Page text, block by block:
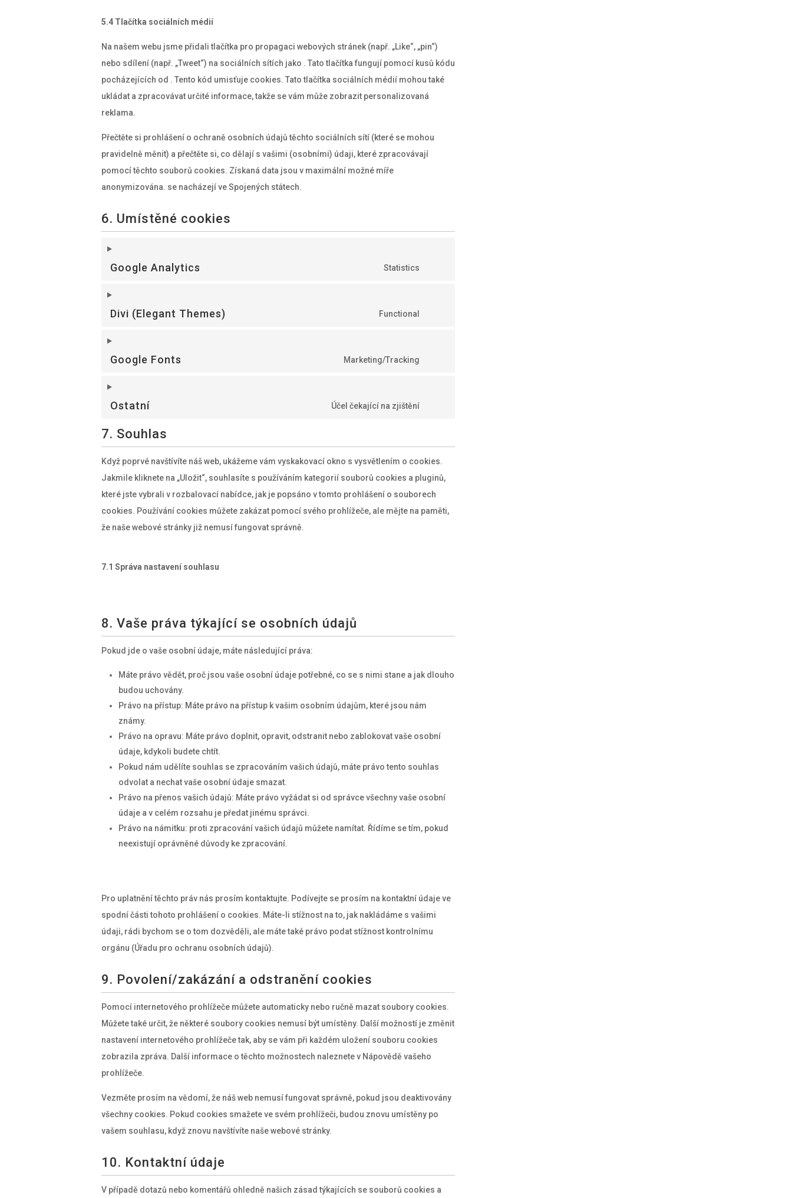
5.4 Tlačítka sociálních médií
Na našem webu jsme přidali tlačítka pro propagaci webových stránek (např. „Like“, „pin“)
nebo sdílení (např. „Tweet“) na sociálních sítích jako . Tato tlačítka fungují pomocí kusů kódu
pocházejících od . Tento kód umisťuje cookies. Tato tlačítka sociálních médií mohou také
ukládat a zpracovávat určité informace, takže se vám může zobrazit personalizovaná
reklama.
Přečtěte si prohlášení o ochraně osobních údajů těchto sociálních sítí (které se mohou
pravidelně měnit) a přečtěte si, co dělají s vašimi (osobními) údaji, které zpracovávají
pomocí těchto souborů cookies. Získaná data jsou v maximální možné míře
anonymizována. se nacházejí ve Spojených státech.
6. Umístěné cookies
Google Analytics Statistics
Divi (Elegant Themes) Functional
Google Fonts Marketing/Tracking
Ostatní Účel čekající na zjištění
7. Souhlas
Když poprvé navštívíte náš web, ukážeme vám vyskakovací okno s vysvětlením o cookies.
Jakmile kliknete na „Uložit“, souhlasíte s používáním kategorií souborů cookies a pluginů,
které jste vybrali v rozbalovací nabídce, jak je popsáno v tomto prohlášení o souborech
cookies. Používání cookies můžete zakázat pomocí svého prohlížeče, ale mějte na paměti,
že naše webové stránky již nemusí fungovat správně.
7.1 Správa nastavení souhlasu
8. Vaše práva týkající se osobních údajů
Pokud jde o vaše osobní údaje, máte následující práva:
Máte právo vědět, proč jsou vaše osobní údaje potřebné, co se s nimi stane a jak dlouho
budou uchovány.
Právo na přístup: Máte právo na přístup k vašim osobním údajům, které jsou nám
známy.
Právo na opravu: Máte právo doplnit, opravit, odstranit nebo zablokovat vaše osobní
údaje, kdykoli budete chtít.
Pokud nám udělíte souhlas se zpracováním vašich údajů, máte právo tento souhlas
odvolat a nechat vaše osobní údaje smazat.
Právo na přenos vašich údajů: Máte právo vyžádat si od správce všechny vaše osobní
údaje a v celém rozsahu je předat jinému správci.
Právo na námitku: proti zpracování vašich údajů můžete namítat. Řídíme se tím, pokud
neexistují oprávněné důvody ke zpracování.
Pro uplatnění těchto práv nás prosím kontaktujte. Podívejte se prosím na kontaktní údaje ve
spodní části tohoto prohlášení o cookies. Máte-li stížnost na to, jak nakládáme s vašimi
údaji, rádi bychom se o tom dozvěděli, ale máte také právo podat stížnost kontrolnímu
orgánu (Úřadu pro ochranu osobních údajů).
9. Povolení/zakázání a odstranění cookies
Pomocí internetového prohlížeče můžete automaticky nebo ručně mazat soubory cookies.
Můžete také určit, že některé soubory cookies nemusí být umístěny. Další možností je změnit
nastavení internetového prohlížeče tak, aby se vám při každém uložení souboru cookies
zobrazila zpráva. Další informace o těchto možnostech naleznete v Nápovědě vašeho
prohlížeče.
Vezměte prosím na vědomí, že náš web nemusí fungovat správně, pokud jsou deaktivovány
všechny cookies. Pokud cookies smažete ve svém prohlížeči, budou znovu umístěny po
vašem souhlasu, když znovu navštívíte naše webové stránky.
10. Kontaktní údaje
V případě dotazů nebo komentářů ohledně našich zásad týkajících se souborů cookies a